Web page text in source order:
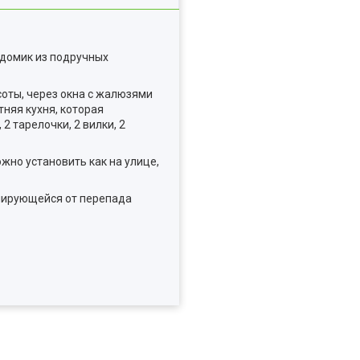
из подручных
через окна с жалюзями
кухня, которая
тарелочки, 2 вилки, 2
установить как на улице,
от перепада